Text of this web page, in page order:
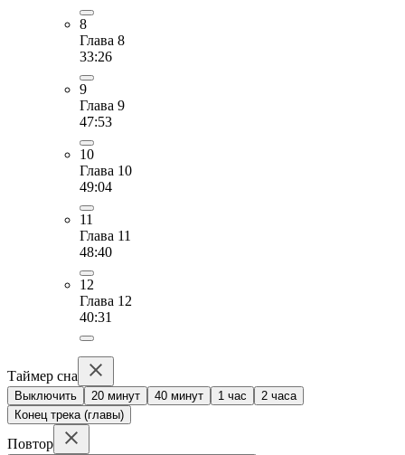
8
Глава 8
33:26
9
Глава 9
47:53
10
Глава 10
49:04
11
Глава 11
48:40
12
Глава 12
40:31
Таймер сна
Выключить 20 минут 40 минут 1 час
2 часа
Конец трека (главы)
Повтор